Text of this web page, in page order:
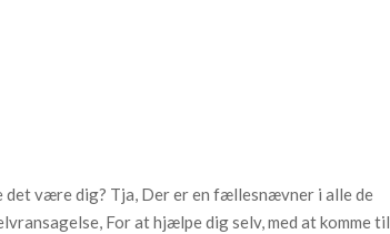
være dig? Tja, Der er en fællesnævner i alle de
For at hjælpe dig selv, med at komme til